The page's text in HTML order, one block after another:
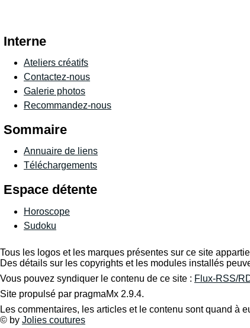
Interne
Ateliers créatifs
Contactez-nous
Galerie photos
Recommandez-nous
Sommaire
Annuaire de liens
Téléchargements
Espace détente
Horoscope
Sudoku
Tous les logos et les marques présentes sur ce site
Des détails sur les copyrights et les modules installés
Vous pouvez syndiquer le contenu de ce site : Flux-RSS/
Site propulsé par pragmaMx 2.9.4.
Les commentaires, les articles et le contenu sont quand à
© by Jolies coutures